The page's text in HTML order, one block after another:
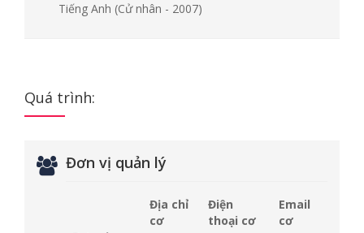
Tiếng Anh (Cử nhân - 2007)
Quá trình:
Đơn vị quản lý
Địa chỉ
cơ
Điện
thoại cơ
Email
cơ